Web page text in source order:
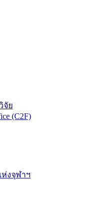
จัย
(C2F)
งจุฬาฯ